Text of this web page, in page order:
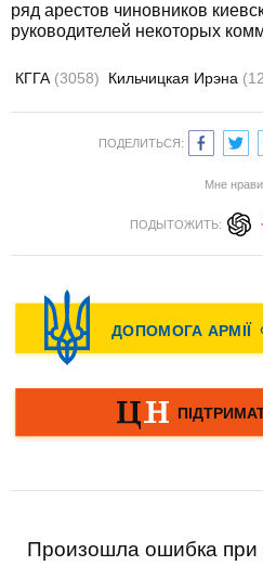
ряд арестов чиновников
руководителей некоторых
КГГА (3058) Кильчицкая Ирэна
ПОДЕЛИТЬСЯ:
Мне
ПОДЫТОЖИТЬ:
Произошла ошибка при